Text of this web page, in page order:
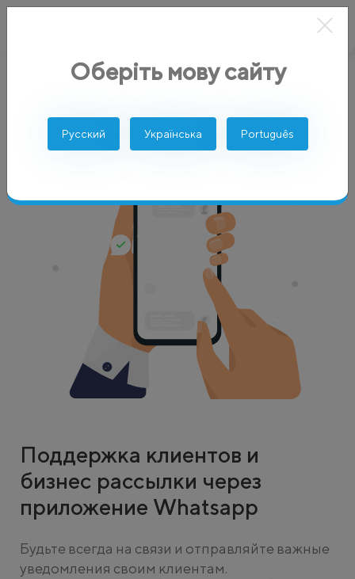
Услуги Whatsapp рассылка
Поддержка клиентов и
бизнес рассылки через
приложение Whatsapp
Будьте всегда на связи и отправляйте важные
уведомления своим клиентам.
Оберіть мову сайту
Русский Українська Português